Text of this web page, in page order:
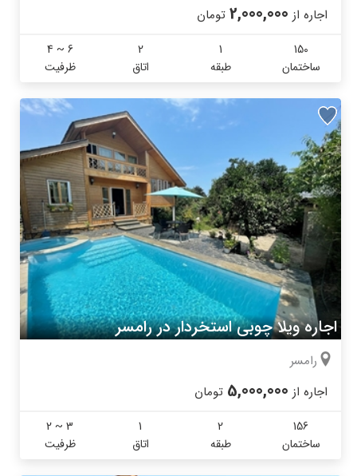
اجاره از 2,000,000 تومان
150
ساختمان
1
طبقه
2
اتاق
4 ~ 6
ظرفیت
اجاره ویلا چوبی استخردار در رامسر
رامسر
اجاره از 5,000,000 تومان
156
ساختمان
2
طبقه
1
اتاق
2 ~ 3
ظرفیت